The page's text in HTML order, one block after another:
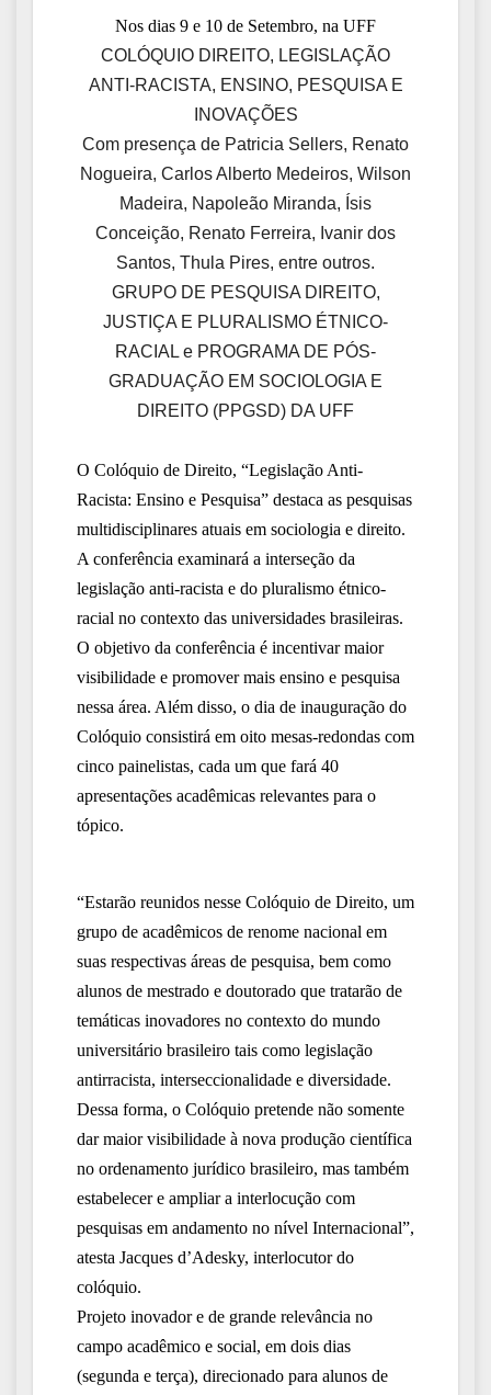
Nos dias 9 e 10 de Setembro, na UFF
COLÓQUIO DIREITO, LEGISLAÇÃO
ANTI-RACISTA, ENSINO, PESQUISA E
INOVAÇÕES
Com presença de Patricia Sellers, Renato
Nogueira, Carlos Alberto Medeiros, Wilson
Madeira, Napoleão Miranda, Ísis
Conceição, Renato Ferreira, Ivanir dos
Santos, Thula Pires, entre outros.
GRUPO DE PESQUISA DIREITO,
JUSTIÇA E PLURALISMO ÉTNICO-
RACIAL e PROGRAMA DE PÓS-
GRADUAÇÃO EM SOCIOLOGIA E
DIREITO (PPGSD) DA UFF
O Colóquio de Direito, “Legislação Anti-
Racista: Ensino e Pesquisa” destaca as pesquisas
multidisciplinares atuais em sociologia e direito.
A conferência examinará a interseção da
legislação anti-racista e do pluralismo étnico-
racial no contexto das universidades brasileiras.
O objetivo da conferência é incentivar maior
visibilidade e promover mais ensino e pesquisa
nessa área. Além disso, o dia de inauguração do
Colóquio consistirá em oito mesas-redondas com
cinco painelistas, cada um que fará 40
apresentações acadêmicas relevantes para o
tópico.
“Estarão reunidos nesse Colóquio de Direito, um
grupo de acadêmicos de renome nacional em
suas respectivas áreas de pesquisa, bem como
alunos de mestrado e doutorado que tratarão de
temáticas inovadores no contexto do mundo
universitário brasileiro tais como legislação
antirracista, interseccionalidade e diversidade.
Dessa forma, o Colóquio pretende não somente
dar maior visibilidade à nova produção científica
no ordenamento jurídico brasileiro, mas também
estabelecer e ampliar a interlocução com
pesquisas em andamento no nível Internacional”,
atesta Jacques d’Adesky, interlocutor do
colóquio.
Projeto inovador e de grande relevância no
campo acadêmico e social, em dois dias
(segunda e terça), direcionado para alunos de